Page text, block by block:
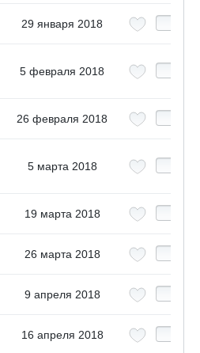
29 января 2018
5 февраля 2018
26 февраля 2018
5 марта 2018
19 марта 2018
26 марта 2018
9 апреля 2018
16 апреля 2018